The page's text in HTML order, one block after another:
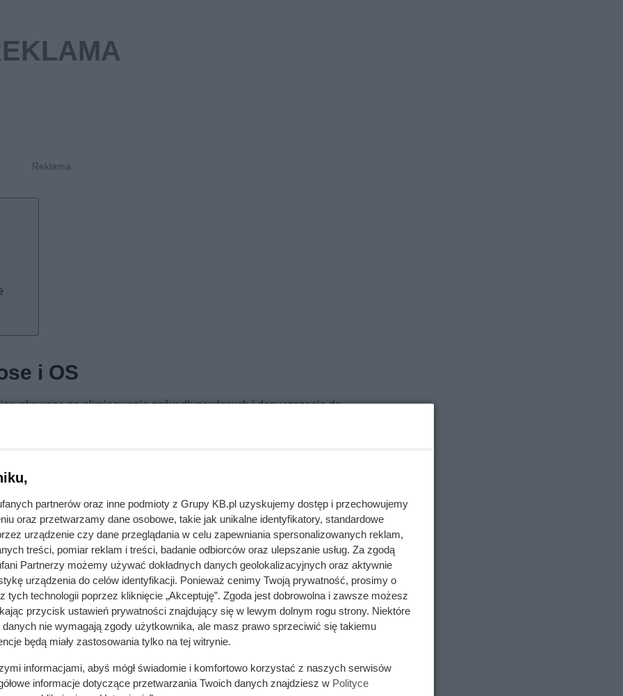
i OS
na eliminowanie psów długowłosych i dopuszczanie do
założeń szczenięta z dłuższą szatą i tak znajdowały chętnych, a ich
Zdarzało się nawet, że długowłosy maluch kosztował więcej niż
utrzymywana w hodowli przez cały czas, choć przez długie lata nie
jest cechą recesywną (ustępującą) wobec krótkiego, więc
wyłącznie długowłose, natomiast z pary krótkowłosy – krótkowłosy
się szczenięta długowłose, najczęściej były natychmiast usypiane.
Przetrwały głównie mioty z hodowli prywatnych, dlatego
prawdziwą rzadkością. Symbolicznym przedstawicielem tych linii
partnerów oraz inne podmioty z Grupy KB.pl uzyskujemy dostęp i przechowujemy
oraz przetwarzamy dane osobowe, takie jak unikalne identyfikatory, standardowe
urządzenie czy dane przeglądania w celu zapewniania spersonalizowanych reklam,
treści, pomiar reklam i treści, badanie odbiorców oraz ulepszanie usług. Za zgodą
Partnerzy możemy używać dokładnych danych geolokalizacyjnych oraz aktywnie
urządzenia do celów identyfikacji. Ponieważ cenimy Twoją prywatność, prosimy o
tych technologii poprzez kliknięcie „Akceptuję”. Zgoda jest dobrowolna i zawsze możesz
przycisk ustawień prywatności znajdujący się w lewym dolnym rogu strony. Niektóre
danych nie wymagają zgody użytkownika, ale masz prawo sprzeciwić się takiemu
będą miały zastosowania tylko na tej witrynie.
informacjami, abyś mógł świadomie i komfortowo korzystać z naszych serwisów
informacje dotyczące przetwarzania Twoich danych znajdziesz w Polityce